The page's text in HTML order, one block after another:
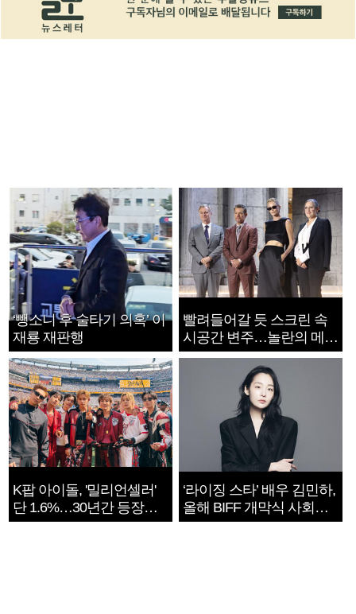
‘뺑소니 후 술타기 의혹’ 이
재룡 재판행
빨려들어갈 듯 스크린 속
시공간 변주…놀란의 메시
지는 ‘전쟁 속죄’
K팝 아이돌, '밀리언셀러'
단 1.6%…30년간 등장
1182개팀 전수조사
‘라이징 스타’ 배우 김민하,
올해 BIFF 개막식 사회자
확정